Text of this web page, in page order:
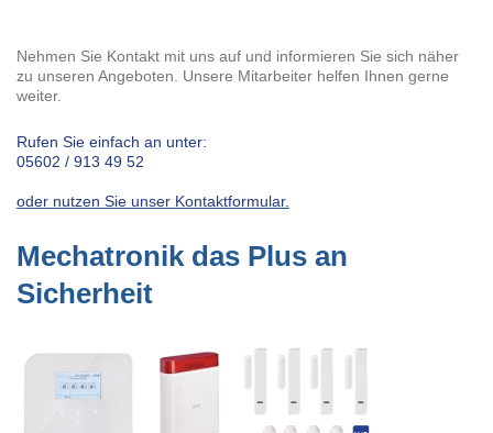
Nehmen Sie Kontakt mit uns auf und informieren Sie sich näher
zu unseren Angeboten. Unsere Mitarbeiter helfen Ihnen gerne
weiter.
Rufen Sie einfach an unter:
05602 / 913 49 52
oder nutzen Sie unser Kontaktformular.
Mechatronik das Plus an
Sicherheit